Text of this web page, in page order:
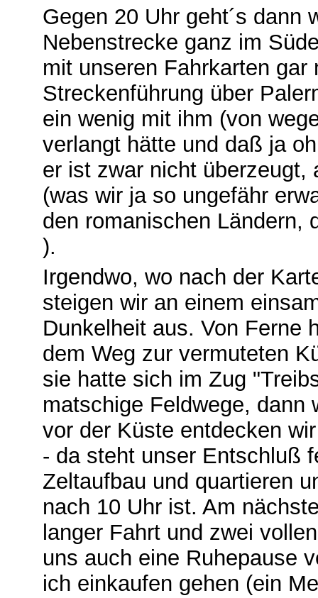
Gegen 20 Uhr geht´s dann
Nebenstrecke ganz im
mit unseren Fahrkarten
Streckenführung über
ein wenig mit ihm (von
verlangt hätte und daß ja
er ist zwar nicht überzeugt,
(was wir ja so ungefähr
den romanischen Ländern,
).
Irgendwo, wo nach der
steigen wir an einem
Dunkelheit aus. Von Ferne
dem Weg zur vermuteten
sie hatte sich im Zug
matschige Feldwege, dann
vor der Küste entdecken
‑ da steht unser Entschluß
Zeltaufbau und quartieren
nach 10 Uhr ist. Am
langer Fahrt und zwei
uns auch eine Ruhepause
ich einkaufen gehen (ein